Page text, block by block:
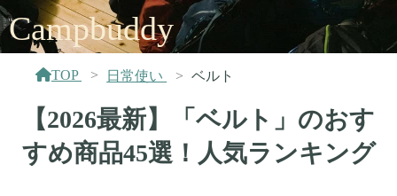
Campbuddy
TOP 日常使い ベルト
【2026最新】「ベルト」のおす
すめ商品45選！人気ランキング